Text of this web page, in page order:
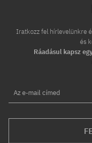
Iratkozz fel hírlevelünkre
és
Ráadásul kapsz
Az e-mail címed